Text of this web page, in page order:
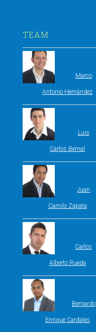
TEAM
Marco
Antonio Hernández
Luis
Carlos Bernal
Juan
Camilo Zapata
Carlos
Alberto Rueda
Bernardo
Enrique Cardales